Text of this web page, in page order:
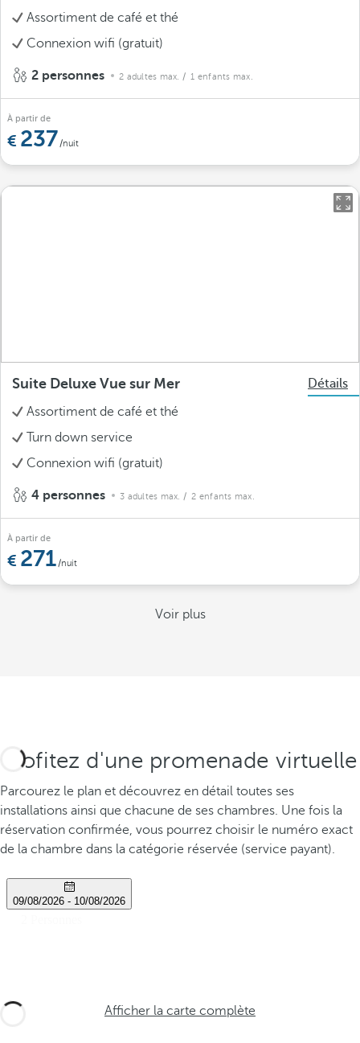
Assortiment de café et thé
Connexion wifi (gratuit)
2 personnes 2 adultes max. / 1 enfants max.
À partir de
237/nuit
Suite Deluxe Vue sur Mer
Détails
Assortiment de café et thé
Turn down service
Connexion wifi (gratuit)
4 personnes 3 adultes max. / 2 enfants max.
À partir de
271/nuit
Voir plus
Profitez d'une promenade virtuelle
Parcourez le plan et découvrez en détail toutes ses
installations ainsi que chacune de ses chambres. Une fois la
réservation confirmée, vous pourrez choisir le numéro exact
de la chambre dans la catégorie réservée (service payant).
Afficher la carte complète